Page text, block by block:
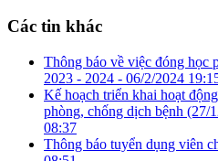
Các tin khác
Thông báo về việc đóng học
2023 - 2024 - 06/2/2024
Kế hoạch triển khai hoạt
phòng, chống dịch bệnh (27/
08:37
Thông báo tuyển dụng viên